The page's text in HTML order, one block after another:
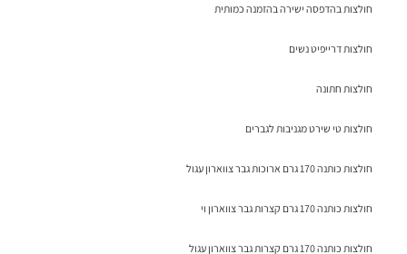
חולצות בהדפסה ישירה בהזמנה כמותית
חולצות דרייפיט נשים
חולצות חתונה
חולצות טי שירט מגניבות לגברים
חולצות כותנה 170 גרם ארוכות גבר צווארון עגול
חולצות כותנה 170 גרם קצרות גבר צווארון וי
חולצות כותנה 170 גרם קצרות גבר צווארון עגול